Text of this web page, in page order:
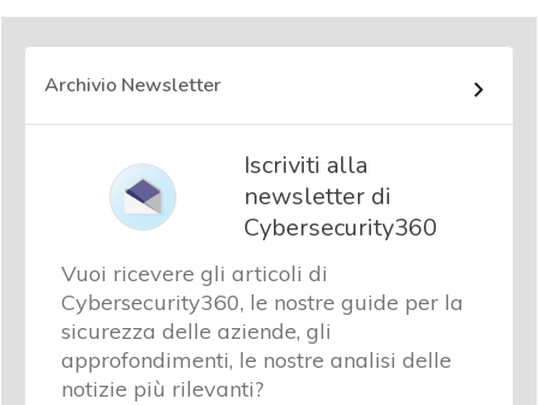
Archivio Newsletter
Iscriviti alla
newsletter di
Cybersecurity360
Vuoi ricevere gli articoli di
Cybersecurity360, le nostre guide per la
sicurezza delle aziende, gli
approfondimenti, le nostre analisi delle
notizie più rilevanti?